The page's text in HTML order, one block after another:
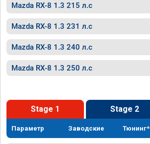
Mazda RX-8 1.3 215 л.с
Mazda RX-8 1.3 231 л.с
Mazda RX-8 1.3 240 л.с
Mazda RX-8 1.3 250 л.с
Stage 1 Stage 2
Параметр Заводские Тюнинг*